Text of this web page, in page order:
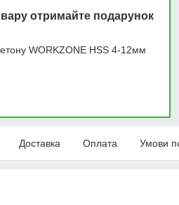
отримайте подарунок
WORKZONE HSS 4-12мм
Доставка Оплата Умови